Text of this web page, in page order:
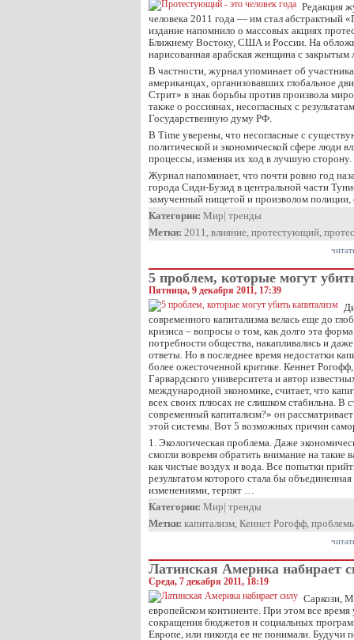
Редакция
человека 2011 года — им стал абстрактный
издание напомнило о массовых акциях
Ближнему Востоку, США и России. На
нарисованная арабская женщина с закрытым
В частности, журнал упоминает об
американцах, организовавших глобальное
Стрит» в знак борьбы против произвола
также о россиянах, несогласных с
Государственную думу РФ.
В Time уверены, что несогласные с
политической и экономической сфере люди
процессы, изменяя их ход в лучшую сторону.
Журнал напоминает, что почти ровно год
города Сиди-Бузид в центральной части
замученный нищетой и произволом
Категории: Мир| тренды
Метки: 2011, влияние, протестующий,
5 проблем, которые могут
Пятница, 9 декабря 2011, 17:39
современного капитализма велась еще до
кризиса – вопросы о том, как долго эта
потребности общества, накапливались и
ответы. Но в последнее время недостатки
более ожесточенной критике. Кеннет
Гарвардского университета и автор
международной экономике, считает, что
всех своих плюсах не слишком стабильна. В
современный капитализм?» он
этой системы. Вот 5 возможных причин
1. Экологическая проблема. Даже
смогли вовремя обратить внимание на такие
как чистые воздух и вода. Все попытки
результатом которого стала бы
изменениями, терпят …
Категории: Мир| тренды
Метки: капитализм, Кеннет Рогофф,
Латинская Америка набирает
Среда, 7 декабря 2011, 18:19
Саркози,
европейском континенте. При этом все
сокращения бюджетов и социальных
Европе, или никогда ее не понимали. Будучи